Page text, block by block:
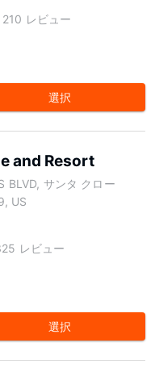
210 レビュー
選択
and Resort
BLVD, サンタ クロー
US
レビュー
選択